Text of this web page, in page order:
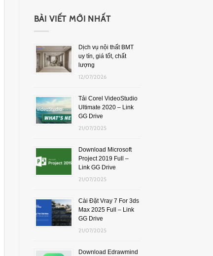
BÀI VIẾT MỚI NHẤT
Dịch vụ nội thất BMT
uy tín, giá tốt, chất
lượng
12/07/2026
Tải Corel VideoStudio
Ultimate 2020 – Link
GG Drive
21/07/2025
Download Microsoft
Project 2019 Full –
Link GG Drive
21/07/2025
Cài Đặt Vray 7 For 3ds
Max 2025 Full – Link
GG Drive
21/07/2025
Download Edrawmind